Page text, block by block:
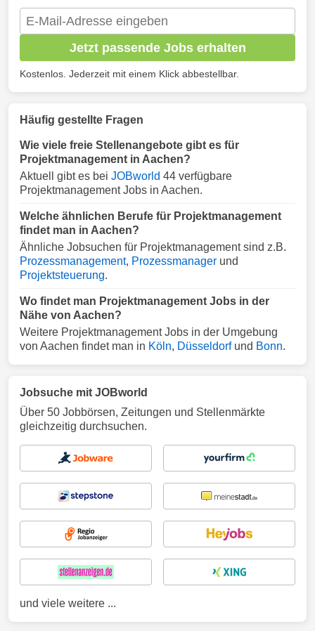
Jetzt passende Jobs erhalten
Kostenlos. Jederzeit mit einem Klick abbestellbar.
Häufig gestellte Fragen
Wie viele freie Stellenangebote gibt es für
Projektmanagement in Aachen?
Aktuell gibt es bei JOBworld 44 verfügbare
Projektmanagement Jobs in Aachen.
Welche ähnlichen Berufe für Projektmanagement
findet man in Aachen?
Ähnliche Jobsuchen für Projektmanagement sind z.B.
Prozessmanagement, Prozessmanager und
Projektsteuerung.
Wo findet man Projektmanagement Jobs in der
Nähe von Aachen?
Weitere Projektmanagement Jobs in der Umgebung
von Aachen findet man in Köln, Düsseldorfund Bonn.
Jobsuche mit JOBworld
Über 50 Jobbörsen, Zeitungen und Stellenmärkte
gleichzeitig durchsuchen.
und viele weitere ...